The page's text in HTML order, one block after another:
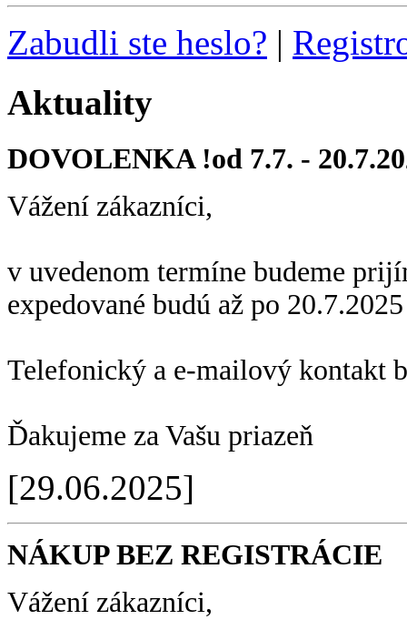
Zabudli ste heslo? |
Aktuality
DOVOLENKA !od 7.7. -
Vážení zákazníci,
v uvedenom termíne budeme
expedované budú až po
Telefonický a e-mailový kontakt
Ďakujeme za Vašu priazeň
[29.06.2025]
NÁKUP BEZ REGISTRÁCIE
Vážení zákazníci,